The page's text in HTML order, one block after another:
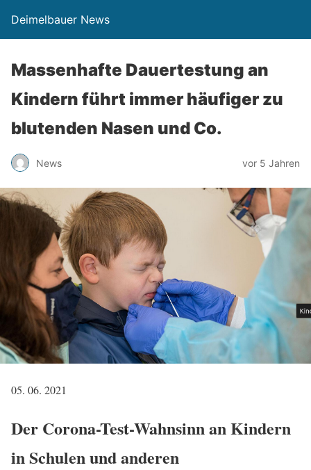
Deimelbauer News
Massenhafte Dauertestung an
Kindern führt immer häufiger zu
blutenden Nasen und Co.
News vor 5 Jahren
05. 06. 2021
Der Corona-Test-Wahnsinn an Kindern
in Schulen und anderen